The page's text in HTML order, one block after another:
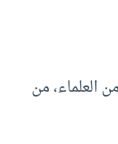
العلماء، من